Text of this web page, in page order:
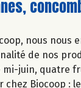
nous nous
de nos
juin, quatre
chez Biocoop :